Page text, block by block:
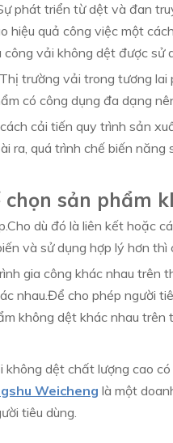
phát triển từ dệt và đan
hiệu quả công việc một
công vải không dệt được sử
trường vải trong tương
có công dụng đa dạng
cải tiến quy trình sản
ra, quá trình chế biến
sản phẩm
dù đó là liên kết hoặc
và sử dụng hợp lý hơn
gia công khác nhau trên
nhau.Để cho phép người
không dệt khác nhau trên
không dệt chất lượng cao
Weicheng là một
tiêu dùng.